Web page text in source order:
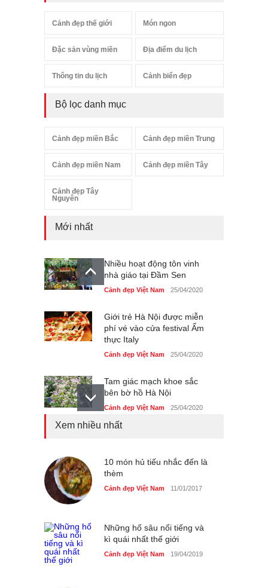
Cảnh đẹp thế giới Món ngon
Đặc sản vùng miền Địa điểm du lịch
Thông tin du lịch Cảnh biển đẹp
Bộ lọc danh mục
Cảnh đẹp miền Bắc Cảnh đẹp miền Trung
Cảnh đẹp miền Nam Cảnh đẹp miền Tây
Cảnh đẹp Tây
Nguyên
Mới nhất
Nhiều hoạt động tôn vinh
nhà giáo tại Đầm Sen
Cảnh đẹp Việt Nam 25/04/2020
Giới trẻ Hà Nội được miễn
phí vé vào cửa festival Ẩm
thực Italy
Cảnh đẹp Việt Nam 25/04/2020
Tam giác mạch khoe sắc
bên bờ hồ Hà Nội
Cảnh đẹp Việt Nam 25/04/2020
Cảnh đẹp Việt Nam 24/04/2020
Những món ăn đồng quê
Xem nhiều nhất
10 món hủ tiếu nhắc đến là
thèm
Cảnh đẹp Việt Nam 11/01/2017
Những hố sâu nổi tiếng và
kì quái nhất thế giới
Cảnh đẹp Việt Nam 19/04/2019